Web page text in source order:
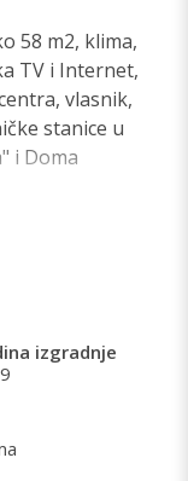
58 m2, klima,
TV i Internet,
vlasnik,
stanice u
i Doma
da se
nje u kuhinji,
prvi nivo i sve
izgradnje